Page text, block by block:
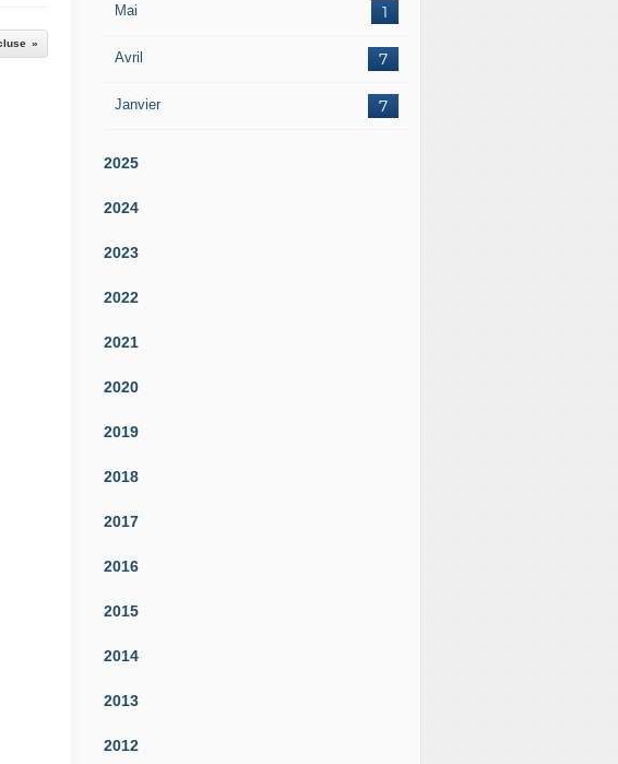
Mai 1
Avril 7
Janvier 7
2025
2024
2023
2022
2021
2020
2019
2018
2017
2016
2015
2014
2013
2012